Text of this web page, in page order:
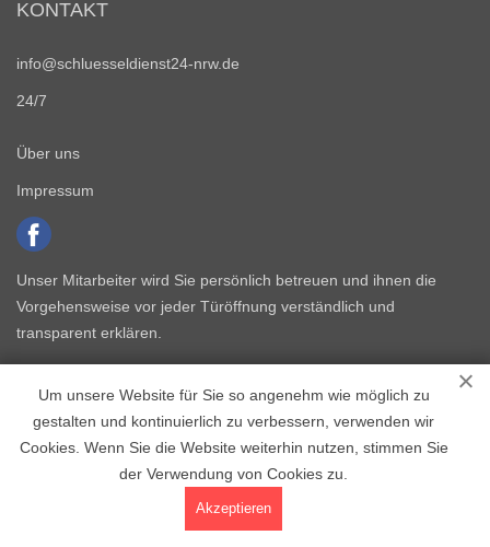
Um unsere Website für Sie so angenehm wie möglich zu
gestalten und kontinuierlich zu verbessern, verwenden wir
Cookies. Wenn Sie die Website weiterhin nutzen, stimmen Sie
der Verwendung von Cookies zu.
Akzeptieren
KONTAKT
info@schluesseldienst24-nrw.de
24/7
Über uns
Impressum
Unser Mitarbeiter wird Sie persönlich betreuen und ihnen die
Vorgehensweise vor jeder Türöffnung verständlich und
transparent erklären.
Copyright © 2015 - 2026 Schlüsseldienst NRW